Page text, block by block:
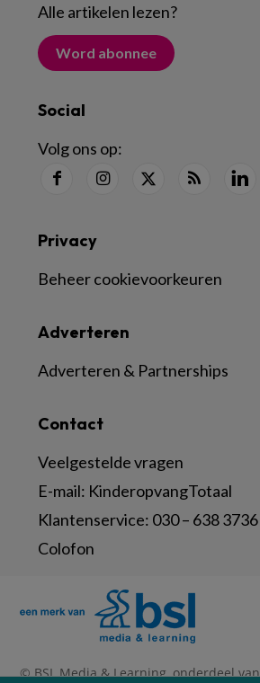
Alle artikelen lezen?
Word abonnee
Social
Volg ons op:
Contact
Veelgestelde vragen
E-mail: KinderopvangTotaal
Klantenservice: 030 – 638 3736
Colofon
Adverteren
Adverteren & Partnerships
Privacy
Beheer cookievoorkeuren
© BSL Media & Learning, onderdeel van